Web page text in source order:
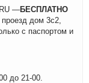
—БЕСПЛАТНО
дом 3с2,
с паспортом и
до 21-00.